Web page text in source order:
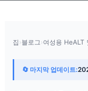
집›블로그›여성용 HeALT
🔄 마지막 업데이트: